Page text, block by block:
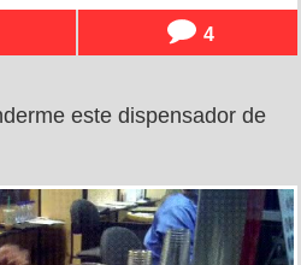
4
este dispensador de